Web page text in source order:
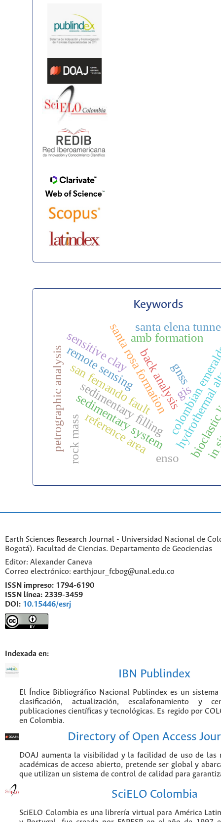
Keywords
colombian
santa rosa formation
san fernando fault
petrographic analysis
amb formation
sedimentary filling
sedimentary system
reference area
remote sensing gis
back analysis
rock mass
santa elena
in
enso
gnss
sensitive clay
Earth Sciences Research Journal - Universidad Nacional de
Bogotá). Facultad de Ciencias. Departamento de Geociencias
Editor: Alexander Caneva
Correo electrónico: earthjour_fcbog@unal.edu.co
ISSN impreso: 1794-6190
ISSN línea: 2339-3459
DOI: 10.15446/esrj
Indexada en:
IBN Publindex
El Índice Bibliográfico Nacional Publindex es un
clasificación, actualización, escalafonamiento y
publicaciones científicas y tecnológicas. Es regido por
en Colombia.
Directory of Open Access
DOAJ aumenta la visibilidad y la facilidad de uso de las
académicas de acceso abierto, pretende ser global y
que utilizan un sistema de control de calidad para
SciELO Colombia
SciELO Colombia es una librería virtual para América